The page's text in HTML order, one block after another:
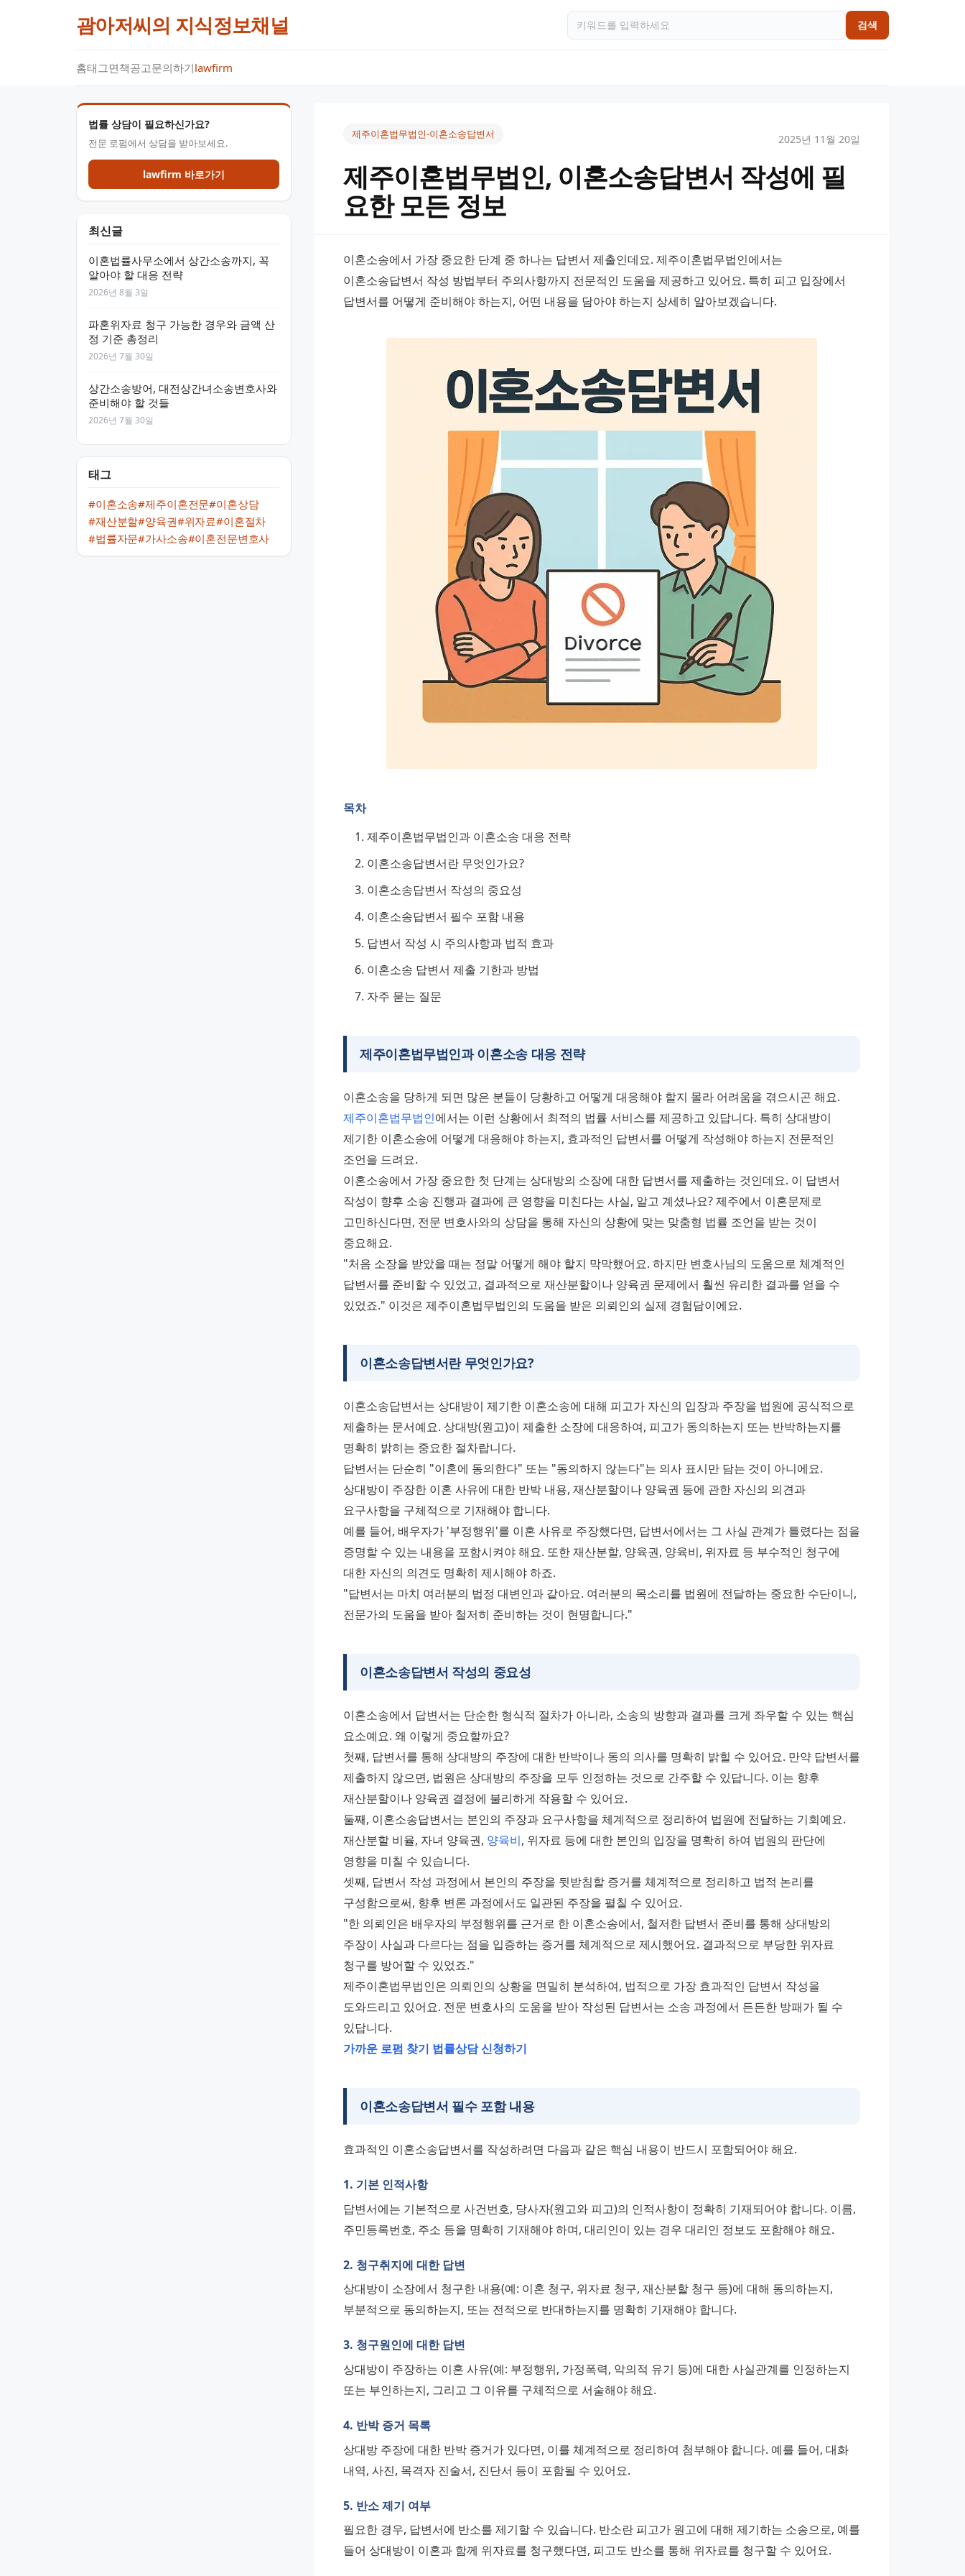
괌아저씨의 지식정보채널 검색
홈태그면책공고문의하기lawfirm
법률 상담이 필요하신가요?
전문 로펌에서 상담을 받아보세요.
lawfirm 바로가기
최신글
이혼법률사무소에서 상간소송까지, 꼭
알아야 할 대응 전략
2026년 8월 3일
파혼위자료 청구 가능한 경우와 금액 산
정 기준 총정리
2026년 7월 30일
상간소송방어, 대전상간녀소송변호사와
준비해야 할 것들
2026년 7월 30일
태그
#이혼소송#제주이혼전문#이혼상담
#재산분할#양육권#위자료#이혼절차
#법률자문#가사소송#이혼전문변호사
제주이혼법무법인-이혼소송답변서 2025년 11월 20일
제주이혼법무법인, 이혼소송답변서 작성에 필
요한 모든 정보
이혼소송에서 가장 중요한 단계 중 하나는 답변서 제출인데요. 제주이혼법무법인에서는
이혼소송답변서 작성 방법부터 주의사항까지 전문적인 도움을 제공하고 있어요. 특히 피고 입장에서
답변서를 어떻게 준비해야 하는지, 어떤 내용을 담아야 하는지 상세히 알아보겠습니다.
목차
제주이혼법무법인과 이혼소송 대응 전략
이혼소송답변서란 무엇인가요?
이혼소송답변서 작성의 중요성
이혼소송답변서 필수 포함 내용
답변서 작성 시 주의사항과 법적 효과
이혼소송 답변서 제출 기한과 방법
자주 묻는 질문
제주이혼법무법인과 이혼소송 대응 전략
제주이혼법무법인에서는 이런 상황에서 최적의 법률 서비스를 제공하고 있답니다. 특히 상대방이
제기한 이혼소송에 어떻게 대응해야 하는지, 효과적인 답변서를 어떻게 작성해야 하는지 전문적인
조언을 드려요.
이혼소송에서 가장 중요한 첫 단계는 상대방의 소장에 대한 답변서를 제출하는 것인데요. 이 답변서
작성이 향후 소송 진행과 결과에 큰 영향을 미친다는 사실, 알고 계셨나요? 제주에서 이혼문제로
고민하신다면, 전문 변호사와의 상담을 통해 자신의 상황에 맞는 맞춤형 법률 조언을 받는 것이
중요해요.
"처음 소장을 받았을 때는 정말 어떻게 해야 할지 막막했어요. 하지만 변호사님의 도움으로 체계적인
답변서를 준비할 수 있었고, 결과적으로 재산분할이나 양육권 문제에서 훨씬 유리한 결과를 얻을 수
있었죠." 이것은 제주이혼법무법인의 도움을 받은 의뢰인의 실제 경험담이에요.
이혼소송답변서란 무엇인가요?
이혼소송답변서는 상대방이 제기한 이혼소송에 대해 피고가 자신의 입장과 주장을 법원에 공식적으로
제출하는 문서예요. 상대방(원고)이 제출한 소장에 대응하여, 피고가 동의하는지 또는 반박하는지를
명확히 밝히는 중요한 절차랍니다.
답변서는 단순히 "이혼에 동의한다" 또는 "동의하지 않는다"는 의사 표시만 담는 것이 아니에요.
상대방이 주장한 이혼 사유에 대한 반박 내용, 재산분할이나 양육권 등에 관한 자신의 의견과
요구사항을 구체적으로 기재해야 합니다.
예를 들어, 배우자가 '부정행위'를 이혼 사유로 주장했다면, 답변서에서는 그 사실 관계가 틀렸다는 점을
증명할 수 있는 내용을 포함시켜야 해요. 또한 재산분할, 양육권, 양육비, 위자료 등 부수적인 청구에
대한 자신의 의견도 명확히 제시해야 하죠.
"답변서는 마치 여러분의 법정 대변인과 같아요. 여러분의 목소리를 법원에 전달하는 중요한 수단이니,
전문가의 도움을 받아 철저히 준비하는 것이 현명합니다."
이혼소송답변서 작성의 중요성
이혼소송에서 답변서는 단순한 형식적 절차가 아니라, 소송의 방향과 결과를 크게 좌우할 수 있는 핵심
요소예요. 왜 이렇게 중요할까요?
첫째, 답변서를 통해 상대방의 주장에 대한 반박이나 동의 의사를 명확히 밝힐 수 있어요. 만약 답변서를
제출하지 않으면, 법원은 상대방의 주장을 모두 인정하는 것으로 간주할 수 있답니다. 이는 향후
재산분할이나 양육권 결정에 불리하게 작용할 수 있어요.
둘째, 이혼소송답변서는 본인의 주장과 요구사항을 체계적으로 정리하여 법원에 전달하는 기회예요.
재산분할 비율, 자녀 양육권, 양육비, 위자료 등에 대한 본인의 입장을 명확히 하여 법원의 판단에
영향을 미칠 수 있습니다.
셋째, 답변서 작성 과정에서 본인의 주장을 뒷받침할 증거를 체계적으로 정리하고 법적 논리를
구성함으로써, 향후 변론 과정에서도 일관된 주장을 펼칠 수 있어요.
"한 의뢰인은 배우자의 부정행위를 근거로 한 이혼소송에서, 철저한 답변서 준비를 통해 상대방의
주장이 사실과 다르다는 점을 입증하는 증거를 체계적으로 제시했어요. 결과적으로 부당한 위자료
청구를 방어할 수 있었죠."
제주이혼법무법인은 의뢰인의 상황을 면밀히 분석하여, 법적으로 가장 효과적인 답변서 작성을
도와드리고 있어요. 전문 변호사의 도움을 받아 작성된 답변서는 소송 과정에서 든든한 방패가 될 수
있답니다.
가까운 로펌 찾기 법률상담 신청하기
이혼소송답변서 필수 포함 내용
효과적인 이혼소송답변서를 작성하려면 다음과 같은 핵심 내용이 반드시 포함되어야 해요.
1. 기본 인적사항
답변서에는 기본적으로 사건번호, 당사자(원고와 피고)의 인적사항이 정확히 기재되어야 합니다. 이름,
주민등록번호, 주소 등을 명확히 기재해야 하며, 대리인이 있는 경우 대리인 정보도 포함해야 해요.
2. 청구취지에 대한 답변
상대방이 소장에서 청구한 내용(예: 이혼 청구, 위자료 청구, 재산분할 청구 등)에 대해 동의하는지,
부분적으로 동의하는지, 또는 전적으로 반대하는지를 명확히 기재해야 합니다.
3. 청구원인에 대한 답변
상대방이 주장하는 이혼 사유(예: 부정행위, 가정폭력, 악의적 유기 등)에 대한 사실관계를 인정하는지
또는 부인하는지, 그리고 그 이유를 구체적으로 서술해야 해요.
4. 반박 증거 목록
상대방 주장에 대한 반박 증거가 있다면, 이를 체계적으로 정리하여 첨부해야 합니다. 예를 들어, 대화
내역, 사진, 목격자 진술서, 진단서 등이 포함될 수 있어요.
5. 반소 제기 여부
필요한 경우, 답변서에 반소를 제기할 수 있습니다. 반소란 피고가 원고에 대해 제기하는 소송으로, 예를
들어 상대방이 이혼과 함께 위자료를 청구했다면, 피고도 반소를 통해 위자료를 청구할 수 있어요.